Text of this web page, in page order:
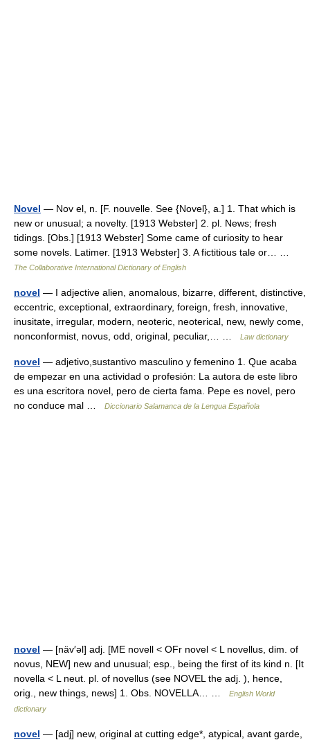
Novel — Nov el, n. [F. nouvelle. See {Novel}, a.] 1. That which is
new or unusual; a novelty. [1913 Webster] 2. pl. News; fresh
tidings. [Obs.] [1913 Webster] Some came of curiosity to hear
some novels. Latimer. [1913 Webster] 3. A fictitious tale or… …
The Collaborative International Dictionary of English
novel — I adjective alien, anomalous, bizarre, different, distinctive,
eccentric, exceptional, extraordinary, foreign, fresh, innovative,
inusitate, irregular, modern, neoteric, neoterical, new, newly come,
nonconformist, novus, odd, original, peculiar,… …
Law dictionary
novel — adjetivo,sustantivo masculino y femenino 1. Que acaba
de empezar en una actividad o profesión: La autora de este libro
es una escritora novel, pero de cierta fama. Pepe es novel, pero
no conduce mal …
Diccionario Salamanca de la Lengua Española
novel — [näv′əl] adj. [ME novell < OFr novel < L novellus, dim. of
novus, NEW] new and unusual; esp., being the first of its kind n. [It
novella < L neut. pl. of novellus (see NOVEL the adj. ), hence,
orig., new things, news] 1. Obs. NOVELLA… …
English World
dictionary
novel — [adj] new, original at cutting edge*, atypical, avant garde,